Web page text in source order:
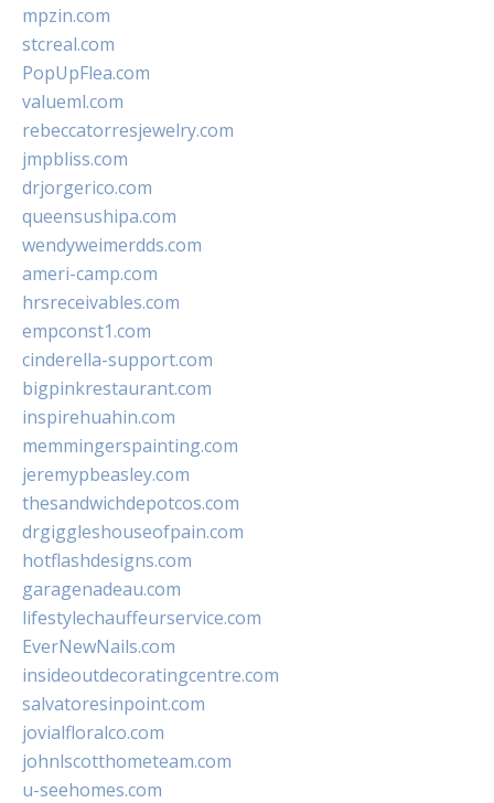
mpzin.com
stcreal.com
PopUpFlea.com
valueml.com
rebeccatorresjewelry.com
jmpbliss.com
drjorgerico.com
queensushipa.com
wendyweimerdds.com
ameri-camp.com
hrsreceivables.com
empconst1.com
cinderella-support.com
bigpinkrestaurant.com
inspirehuahin.com
memmingerspainting.com
jeremypbeasley.com
thesandwichdepotcos.com
drgiggleshouseofpain.com
hotflashdesigns.com
garagenadeau.com
lifestylechauffeurservice.com
EverNewNails.com
insideoutdecoratingcentre.com
salvatoresinpoint.com
jovialfloralco.com
johnlscotthometeam.com
u-seehomes.com